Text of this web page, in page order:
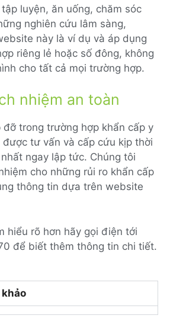
luyện, ăn uống, chăm sóc
nghiên cứu lâm sàng,
này là ví dụ và áp dụng
riêng lẻ hoặc số đông, không
cho tất cả mọi trường hợp.
nhiệm an toàn
đỡ trong trường hợp khẩn cấp y
được tư vấn và cấp cứu kịp thời
ngay lập tức. Chúng tôi
cho những rủi ro khẩn cấp
thông tin dựa trên website
hiểu rõ hơn hãy gọi điện tới
để biết thêm thông tin chi tiết.